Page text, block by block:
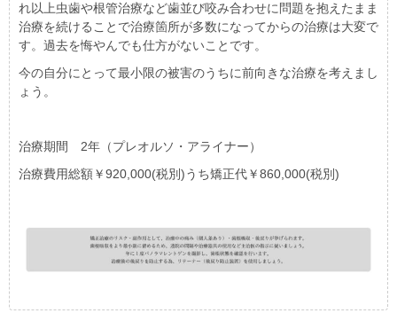
れ以上虫歯や根管治療など歯並び咬み合わせに問題を抱えたまま
治療を続けることで治療箇所が多数になってからの治療は大変で
す。過去を悔やんでも仕方がないことです。
今の自分にとって最小限の被害のうちに前向きな治療を考えまし
ょう。
治療期間 2年（プレオルソ・アライナー）
治療費用総額￥920,000(税別)うち矯正代￥860,000(税別)